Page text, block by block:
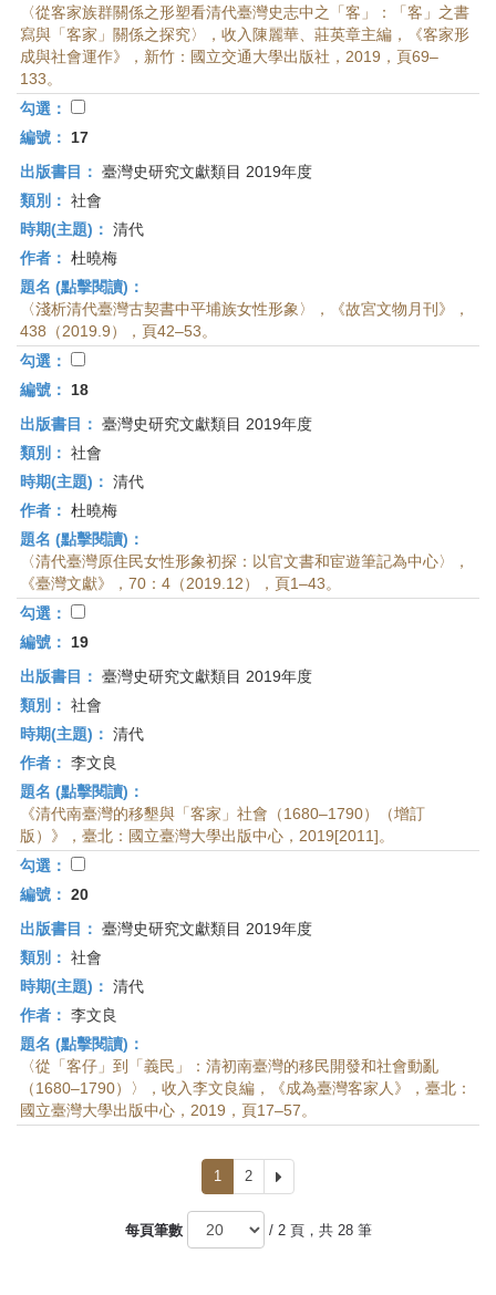
〈從客家族群關係之形塑看清代臺灣史志中之「客」：「客」之書
寫與「客家」關係之探究〉，收入陳麗華、莊英章主編，《客家形
成與社會運作》，新竹：國立交通大學出版社，2019，頁69–
133。
勾選：
編號：
17
出版書目： 臺灣史研究文獻類目 2019年度
類別： 社會
時期(主題)： 清代
作者： 杜曉梅
題名 (點擊閱讀)：
〈淺析清代臺灣古契書中平埔族女性形象〉，《故宮文物月刊》，
438（2019.9），頁42–53。
勾選：
編號：
18
出版書目： 臺灣史研究文獻類目 2019年度
類別： 社會
時期(主題)： 清代
作者： 杜曉梅
題名 (點擊閱讀)：
〈清代臺灣原住民女性形象初探：以官文書和宦遊筆記為中心〉，
《臺灣文獻》，70：4（2019.12），頁1–43。
勾選：
編號：
19
出版書目： 臺灣史研究文獻類目 2019年度
類別： 社會
時期(主題)： 清代
作者： 李文良
題名 (點擊閱讀)：
《清代南臺灣的移墾與「客家」社會（1680–1790）（增訂
版）》，臺北：國立臺灣大學出版中心，2019[2011]。
勾選：
編號： 20
出版書目： 臺灣史研究文獻類目 2019年度
類別： 社會
時期(主題)： 清代
作者： 李文良
題名 (點擊閱讀)：
〈從「客仔」到「義民」：清初南臺灣的移民開發和社會動亂
（1680–1790）〉，收入李文良編，《成為臺灣客家人》，臺北：
國立臺灣大學出版中心，2019，頁17–57。
1 2
一
每頁筆數
/ 2 頁，共 28 筆